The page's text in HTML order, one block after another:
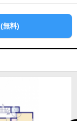
(無料)